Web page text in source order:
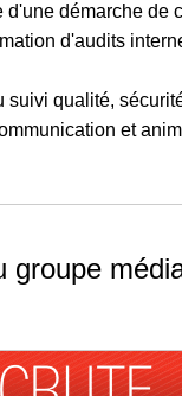
d'une démarche de
d'audits
suivi qualité,
et
groupe